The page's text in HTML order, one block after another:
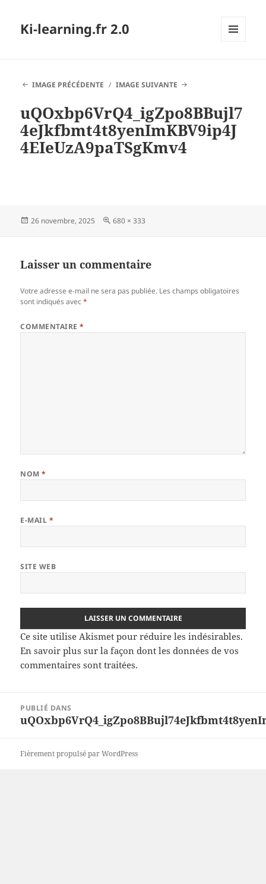
Ki-learning.fr 2.0
IMAGE PRÉCÉDENTE
IMAGE SUIVANTE
uQOxbp6VrQ4_igZpo8BBujl7
4eJkfbmt4t8yenImKBV9ip4J
4EIeUzA9paTSgKmv4
Publié
26 novembre, 2025
Taille
680 × 333
Laisser un commentaire
Votre adresse e-mail ne sera pas publiée. Les champs obligatoires
sont indiqués avec*
COMMENTAIRE*
NOM*
E-MAIL *
SITE WEB
Ce site utilise Akismet pour réduire les indésirables.
En savoir plus sur la façon dont les données de vos
commentaires sont traitées.
l’article
PUBLIÉ DANS
Fièrement propulsé par WordPress